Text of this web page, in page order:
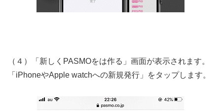
（４）「新しくPASMOをは作る」画面が表示されます。
「iPhoneやApple watchへの新規発行」をタップします。